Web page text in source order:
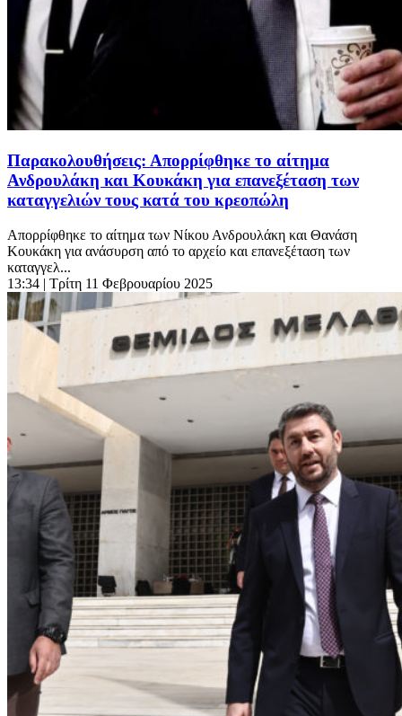
Παρακολουθήσεις: Απορρίφθηκε το αίτημα
Ανδρουλάκη και Κουκάκη για επανεξέταση των
καταγγελιών τους κατά του κρεοπώλη
Απορρίφθηκε το αίτημα των Νίκου Ανδρουλάκη και Θανάση
Κουκάκη για ανάσυρση από το αρχείο και επανεξέταση των
καταγγελ...
13:34 | Τρίτη 11 Φεβρουαρίου 2025